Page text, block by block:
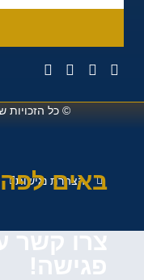
© כל הזכויות
הצהרת נגישות
באים לפה
צרו קשר
פגישה!